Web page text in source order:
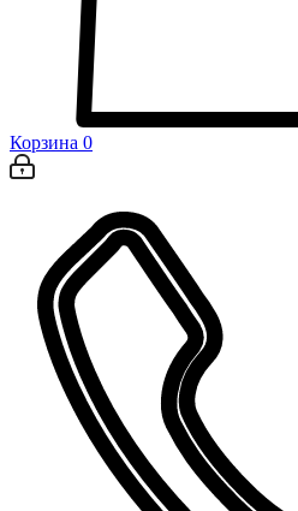
Корзина 0